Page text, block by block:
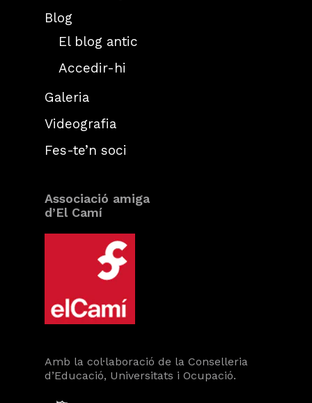
Blog
El blog antic
Accedir-hi
Galeria
Videografia
Fes-te’n soci
Associació amiga
d’El Camí
Amb la col·laboració de la Conselleria
d’Educació, Universitats i Ocupació.